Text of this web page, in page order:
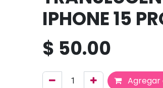
IPHONE 15
$ 50.00